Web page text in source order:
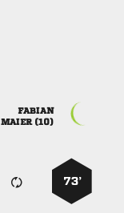

 
73’